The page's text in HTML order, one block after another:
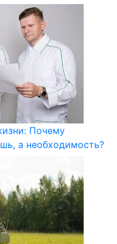
Почему
а необходимость?